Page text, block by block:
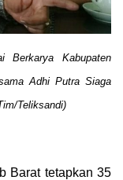
Berkarya Kabupaten
Adhi Putra Siaga
Teliksandi)
Barat tetapkan 35